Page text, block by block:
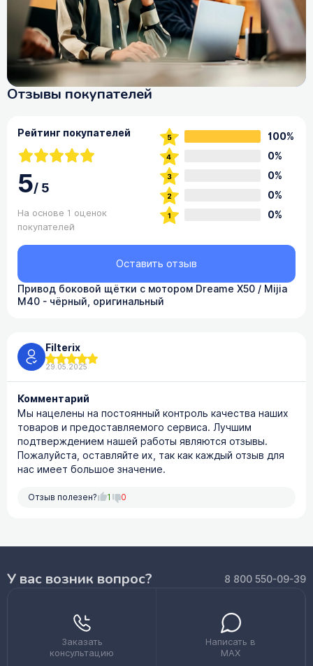
Отзывы покупателей
Рейтинг покупателей
5/5
На основе 1 оценок
покупателей
100%
0%
0%
0%
0%
Привод боковой щётки с мотором Dreame X50 / Mijia
M40 - чёрный, оригинальный
Оставить отзыв
Filterix
29.05.2025
Комментарий
Мы нацелены на постоянный контроль качества наших
товаров и предоставляемого сервиса. Лучшим
подтверждением нашей работы являются отзывы.
Пожалуйста, оставляйте их, так как каждый отзыв для
нас имеет большое значение.
Отзыв полезен? 1 0
У вас возник вопрос? 8 800 550-09-39
Заказать
консультацию
Написать в
MAX